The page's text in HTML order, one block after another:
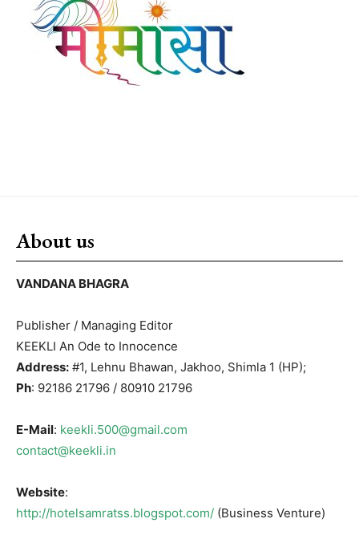
About us
VANDANA BHAGRA
Publisher / Managing Editor
KEEKLI An Ode to Innocence
Address: #1, Lehnu Bhawan, Jakhoo, Shimla 1 (HP);
Ph: 92186 21796 / 80910 21796
E-Mail: keekli.500@gmail.com
contact@keekli.in
Website:
http://hotelsamratss.blogspot.com/ (Business Venture)